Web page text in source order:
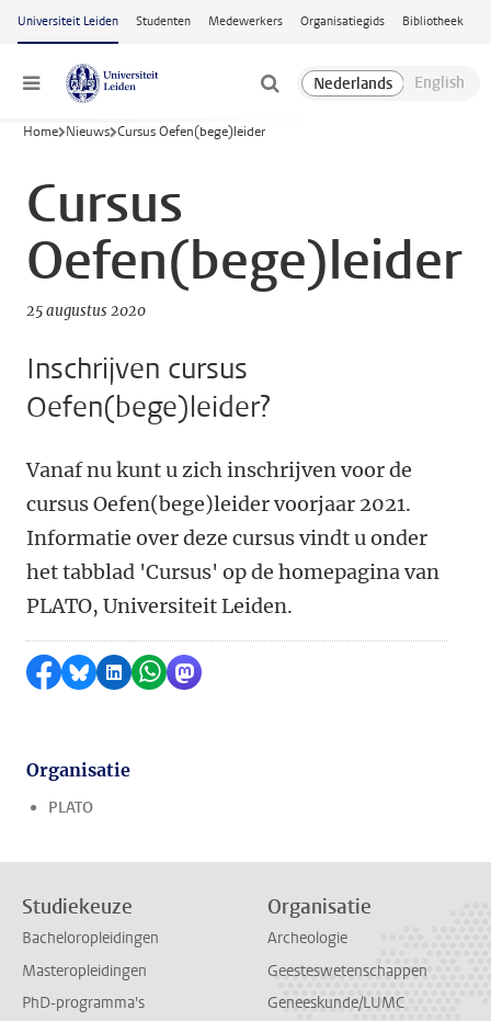
Ga naar hoofdinhoud
Universiteit Leiden Studenten Medewerkers Organisatiegids Bibliotheek
Menu
Home Nieuws Cursus Oefen(bege)leider
Cursus
Oefen(bege)leider
25 augustus 2020
Inschrijven cursus
Oefen(bege)leider?
Vanaf nu kunt u zich inschrijven voor de
cursus Oefen(bege)leider voorjaar 2021.
Informatie over deze cursus vindt u onder
het tabblad 'Cursus' op de homepagina van
PLATO, Universiteit Leiden.
Delen op Facebook
Delen via Bluesky
Delen op LinkedIn
Delen via WhatsApp
Delen via Mastodon
Organisatie
PLATO
Studiekeuze
Bacheloropleidingen
Masteropleidingen
PhD-programma's
Organisatie
Archeologie
Geesteswetenschappen
Geneeskunde/LUMC